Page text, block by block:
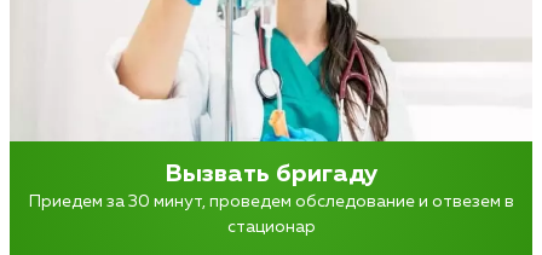
Вызвать бригаду
Приедем за 30 минут, проведем обследование и отвезем в
стационар